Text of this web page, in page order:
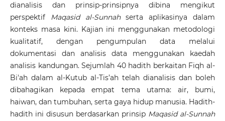
dianalisis dan prinsip-prinsipnya dibina mengikut
perspektif Maqasid al-Sunnahserta aplikasinya dalam
konteks masa kini. Kajian ini menggunakan metodologi
kualitatif, dengan pengumpulan data melalui
dokumentasi dan analisis data menggunakan kaedah
analisis kandungan. Sejumlah 40 hadith berkaitan Fiqh al-
Bi'ah dalam al-Kutub al-Tis’ah telah dianalisis dan boleh
dibahagikan kepada empat tema utama: air, bumi,
haiwan, dan tumbuhan, serta gaya hidup manusia. Hadith-
hadith ini disusun berdasarkan prinsip Maqasid al-Sunnah